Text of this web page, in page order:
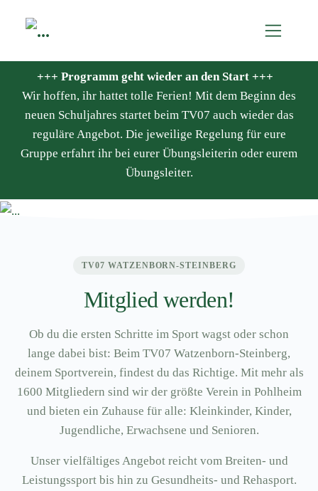
+++ Programm geht wieder an den Start +++
Wir hoffen, ihr hattet tolle Ferien! Mit dem Beginn des
neuen Schuljahres startet beim TV07 auch wieder das
reguläre Angebot. Die jeweilige Regelung für eure
Gruppe erfahrt ihr bei eurer Übungsleiterin oder eurem
Übungsleiter.
TV07 WATZENBORN-STEINBERG
Mitglied werden!
Ob du die ersten Schritte im Sport wagst oder schon
lange dabei bist: Beim TV07 Watzenborn-Steinberg,
deinem Sportverein, findest du das Richtige. Mit mehr als
1600 Mitgliedern sind wir der größte Verein in Pohlheim
und bieten ein Zuhause für alle: Kleinkinder, Kinder,
Jugendliche, Erwachsene und Senioren.
Unser vielfältiges Angebot reicht vom Breiten- und
Leistungssport bis hin zu Gesundheits- und Rehasport.